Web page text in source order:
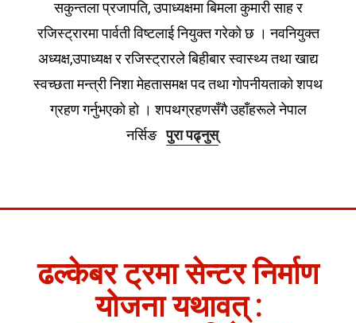
सकुन्तला प्रजापति, उपाध्यक्षमा बिमला कुमारी साह र
रजिस्ट्रारमा पार्वती विष्टलाई नियुक्त गरेको छ । नवनियुक्त
अध्यक्ष,उपाध्यक्ष र रजिस्ट्रारले बिहीबार स्वास्थ्य तथा खाद्य
स्वच्छता मन्त्री निशा मेहतासमक्ष पद तथा गोपनीयताको शपथ
ग्रहण गर्नुभएको हो । शपथग्रहणसँगै उहाँहरूले नेपाल
नर्सिङपुरा पढ्नुस्
ढल्केबर ट्रमा सेन्टर निर्माण
योजना यथावत् :